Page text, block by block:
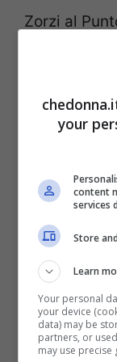
Zorzi al
parlato di
del loro
la sorella di
“Il
che in quel
storia con
aveva detto
chiamava.
uno e ho
litigato,
questo
your
content
services
Store
Learn
Your personal
your device
data) may be
partners, or
may use